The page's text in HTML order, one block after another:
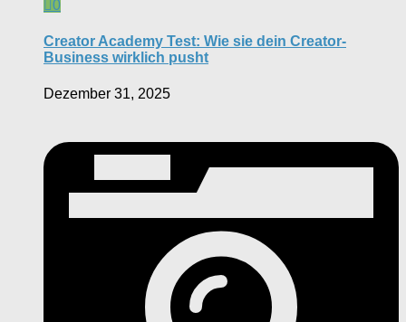
0
Creator Academy Test: Wie sie dein Creator-
Business wirklich pusht
Dezember 31, 2025